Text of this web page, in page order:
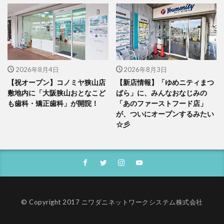
2026年8月4日
【祝オープン】コノミヤ狭山店
敷地内に「大阪狭山おとなこど
も歯科・矯正歯科」が開院！
2026年8月3日
【新店情報】「ゆめニティまつ
ばら」に、みんなおなじみの
「あのファーストフード店」
が、ついにオープンするみたい
☆彡
© Copyright 2017 ニワダニネットワークシステム株式会社